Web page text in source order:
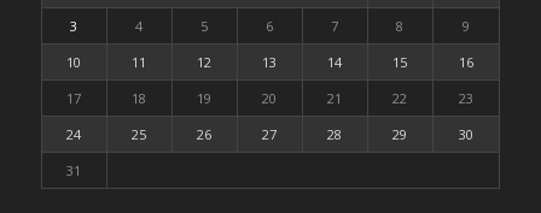
3
4 5 6 7 8
9
10
11 12 13 14 15
16
17
18 19 20 21 22
23
24
25 26 27 28 29
30
31